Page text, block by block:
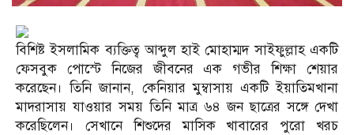
বিশিষ্ট ইসলামিক ব্যক্তিত্ব আব্দুল হাই মোহাম্মদ সাইফুল্লাহ একটি
ফেসবুক পোস্টে নিজের জীবনের এক গভীর শিক্ষা শেয়ার
করেছেন। তিনি জানান, কেনিয়ার মুম্বাসায় একটি ইয়াতিমখানা
মাদরাসায় যাওয়ার সময় তিনি মাত্র ৬৪ জন ছাত্রের সঙ্গে দেখা
করেছিলেন। সেখানে শিশুদের মাসিক খাবারের পুরো খরচ